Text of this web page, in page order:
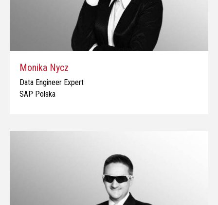
Monika Nycz
Data Engineer Expert
SAP Polska